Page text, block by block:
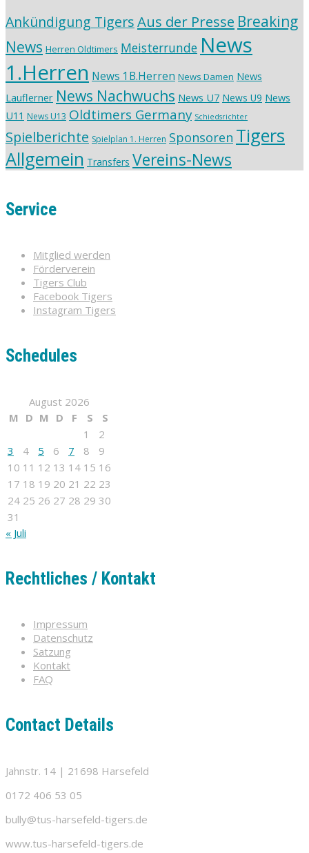
Ankündigung TigersAus der Presse Breaking
News Herren Oldtimers Meisterrunde News
1.Herren News 1B.Herren News Damen News
Lauflerner News Nachwuchs News U7 News U9 News
U11 News U13 Oldtimers Germany Schiedsrichter
Spielberichte Spielplan 1. Herren Sponsoren Tigers
Allgemein Transfers Vereins-News
Service
Mitglied werden
Förderverein
Tigers Club
Facebook Tigers
Instagram Tigers
Schedules
August 2026
M D M D F S
S
1
2
3
4 5 6 7 8
9
10 11 12 13 14 15 16
17 18 19 20 21 22 23
24 25 26 27 28 29 30
31
« Juli
Rechtliches / Kontakt
Impressum
Datenschutz
Satzung
Kontakt
FAQ
Contact Details
Jahnstr. 14 | 21698 Harsefeld
0172 406 53 05
bully@tus-harsefeld-tigers.de
www.tus-harsefeld-tigers.de